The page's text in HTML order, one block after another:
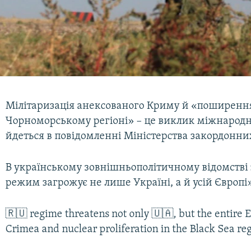
Мілітаризація анексованого Криму й
Чорноморському регіоні» – це виклик
йдеться в повідомленні Міністерства
В українському зовнішньополітичному
режим загрожує не лише Україні, а й усій
🇷🇺 regime threatens not only 🇺🇦, but the entire
Crimea and nuclear proliferation in the Black Sea